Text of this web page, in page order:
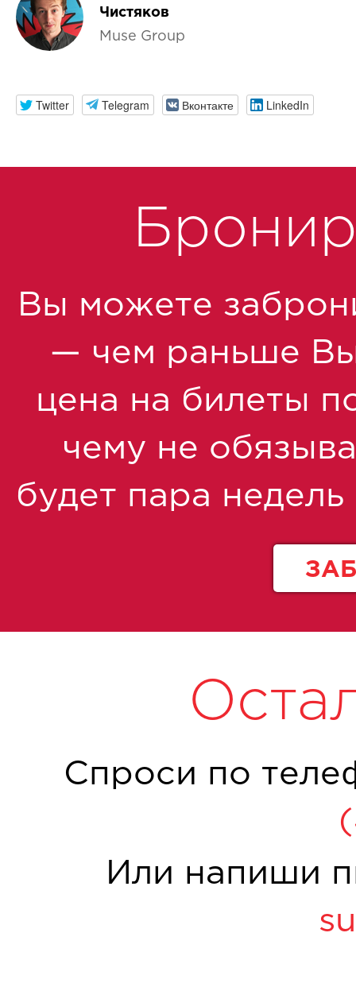
Чистяков
Muse Group
Twitter Telegram Вконтакте LinkedIn
Вы можете
— чем раньше Вы
цена на билеты
чему не
будет пара
Спроси по
Или напиши